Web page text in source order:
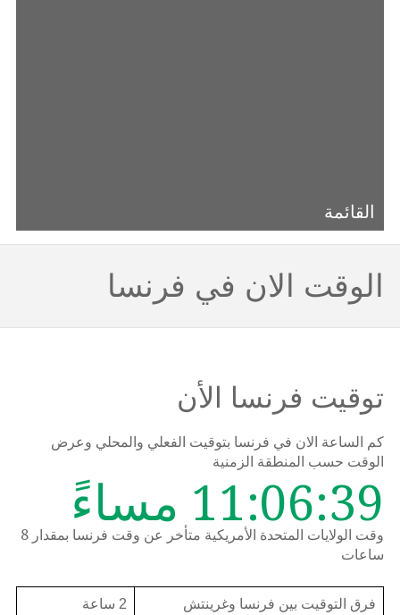
القائمة
الوقت الان في فرنسا
توقيت فرنسا الأن
كم الساعة الان في فرنسا بتوقيت الفعلي والمحلي وعرض
الوقت حسب المنطقة الزمنية
11:06:39 مساءً
وقت الولايات المتحدة الأمريكية متأخر عن وقت فرنسا بمقدار 8
ساعات
فرق التوقيت بين فرنسا وغرينتش 2 ساعة